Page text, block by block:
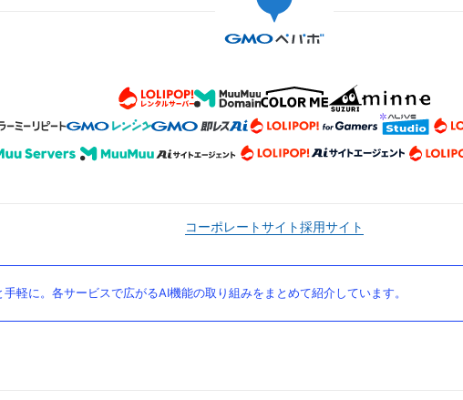
コーポレートサイト採用サイト
軽に。各サービスで広がるAI機能の取り組みをまとめて紹介しています。